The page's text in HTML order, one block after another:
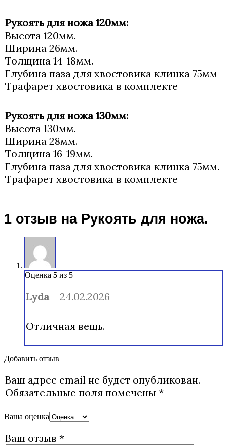
Рукоять для ножа 120мм:
Высота 120мм.
Ширина 26мм.
Толщина 14-18мм.
Глубина паза для хвостовика клинка 75мм
Трафарет хвостовика в комплекте
Рукоять для ножа 130мм:
Высота 130мм.
Ширина 28мм.
Толщина 16-19мм.
Глубина паза для хвостовика клинка 75мм.
Трафарет хвостовика в комплекте
1 отзыв на Рукоять для ножа.
Оценка 5 из 5
Lyda – 24.02.2026
Отличная вещь.
Добавить отзыв
Ваш адрес email не будет опубликован.
Обязательные поля помечены *
Ваша оценка
Ваш отзыв *